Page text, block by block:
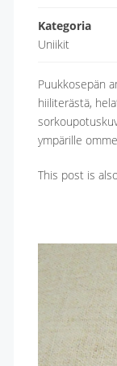
Kategoria
Uniikit
Puukkosepän
hiiliterästä,
ympärille
This post is